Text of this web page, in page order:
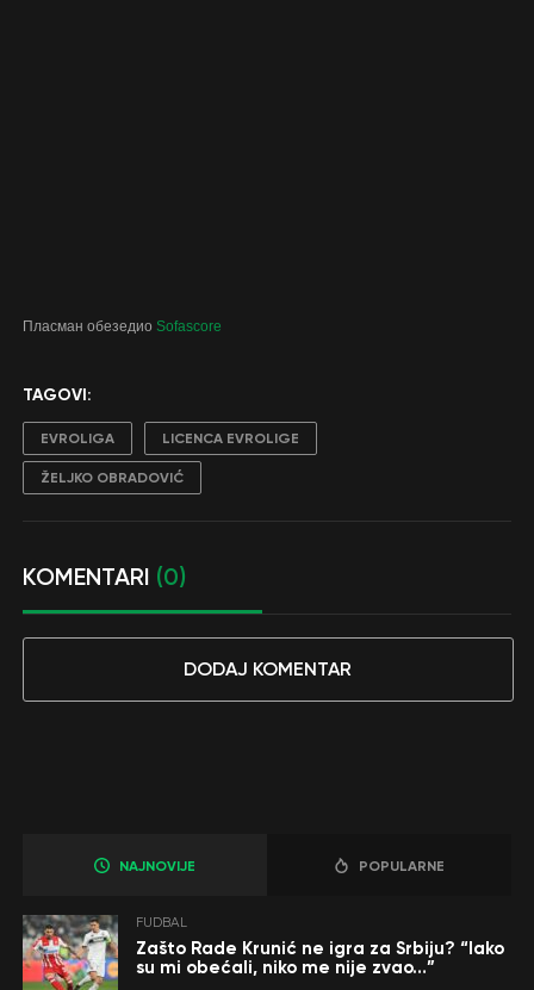
Пласман обезедио Sofascore
TAGOVI:
EVROLIGA LICENCA EVROLIGE
ŽELJKO OBRADOVIĆ
KOMENTARI (0)
DODAJ KOMENTAR
NAJNOVIJE POPULARNE
FUDBAL
Zašto Rade Krunić ne igra za Srbiju? “Iako
su mi obećali, niko me nije zvao…”